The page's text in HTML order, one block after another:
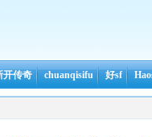
开传奇 chuanqisifu 好sf